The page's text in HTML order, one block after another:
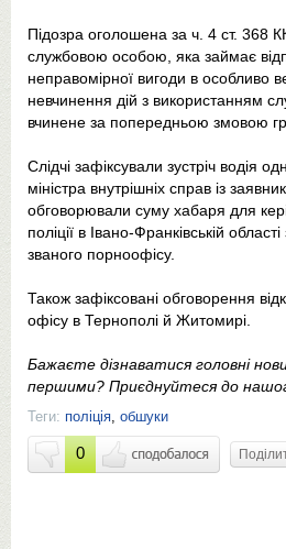
Підозра оголошена за ч. 4 ст. 368
службовою особою, яка займає
неправомірної вигоди в особливо
невчинення дій з використанням
вчинене за попередньою змовою
Слідчі зафіксували зустріч водія
міністра внутрішніх справ із
обговорювали суму хабаря для
поліції в Івано-Франківській
званого порноофісу.
Також зафіксовані обговорення
офісу в Тернополі й Житомирі.
Бажаєте дізнаватися головні
першими? Приєднуйтеся до
Теги: поліція обшуки
0